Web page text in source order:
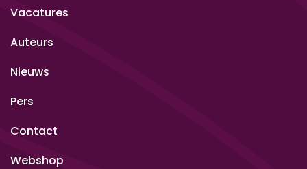
Vacatures
Auteurs
Nieuws
Pers
Contact
Webshop